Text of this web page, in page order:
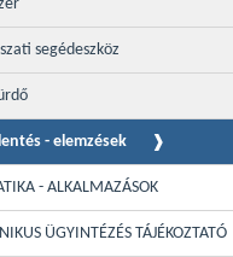
segédeszköz
- elemzések
- ALKALMAZÁSOK
ÜGYINTÉZÉS TÁJÉKOZTATÓ